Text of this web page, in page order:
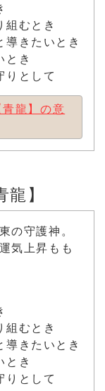
組むとき
導きたいとき
とき
りとして
龍】の意
】
の守護神。
気上昇もも
組むとき
導きたいとき
とき
りとして